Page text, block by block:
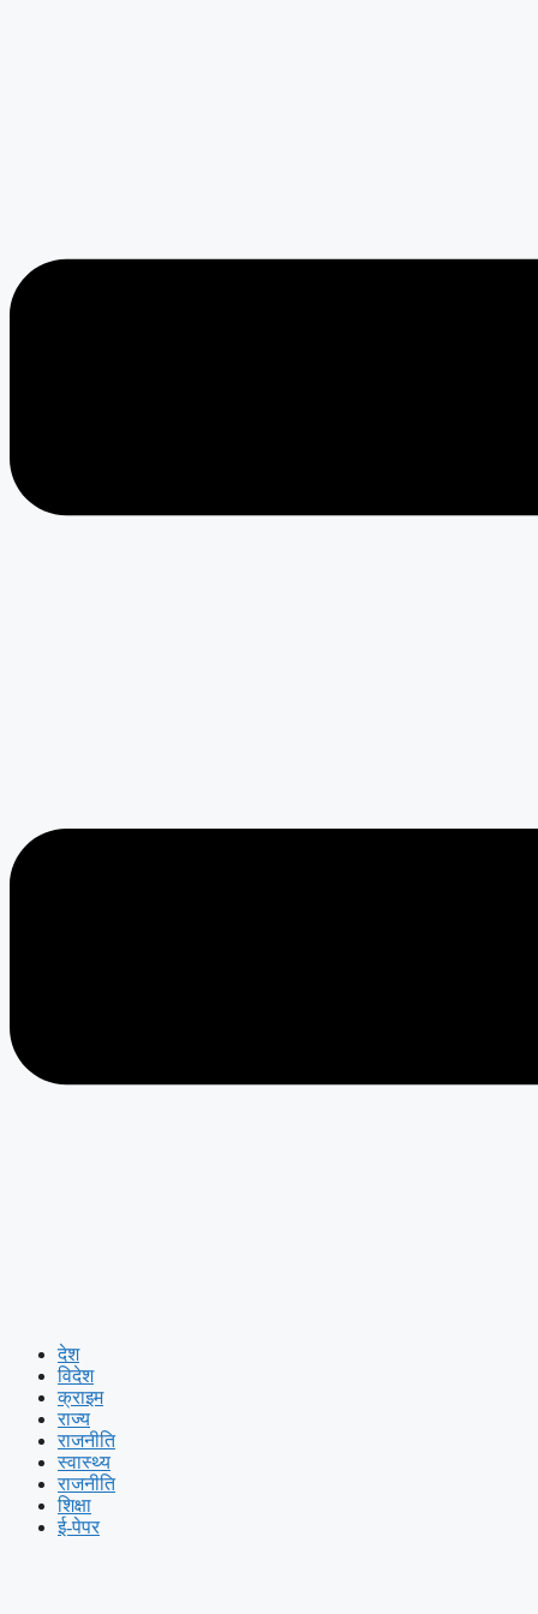
देश
विदेश
क्राइम
राज्य
राजनीति
स्वास्थ्य
राजनीति
शिक्षा
ई-पेपर